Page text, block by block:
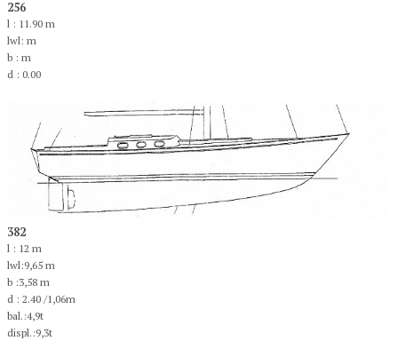
256
l : 11.90 m
lwl: m
b : m
d : 0.00
382
l : 12 m
lwl:9,65 m
b :3,58 m
d : 2.40 /1,06m
bal.:4,9t
displ.:9,3t